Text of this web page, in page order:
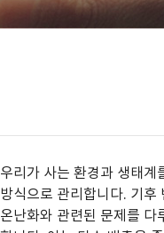
우리가 사는 환경과 생태계
방식으로 관리합니다. 기후
온난화와 관련된 문제를 다